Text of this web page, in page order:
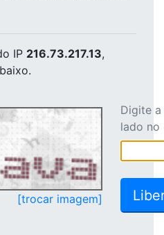
IP 216.73.217.13,
[trocar imagem]
Digite
lado no